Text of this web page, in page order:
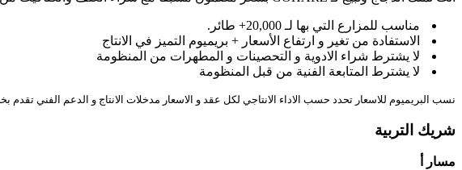
مناسب للمزارع التي بها لـ 20,000+ طائر.
الاستفادة من تغير و ارتفاع الأسعار + بريميوم التميز في الانتاج
لا يشترط شراء الادوية و التحصينات و المطهرات من المنظومة
لا يشترط المتابعة الفنية من قبل المنظومة
نسب البريميوم للاسعار تحدد حسب الاداء الانتاجي لكل عقد و الاسعار مدخلات الانتاج و الدعم الفني
شريك التربية
مسار أ